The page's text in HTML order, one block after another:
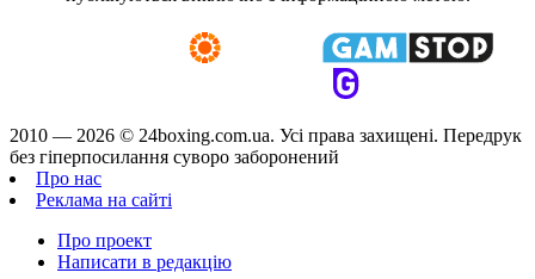
2010 — 2026 © 24boxing.com.ua. Усi права захищенi. Передрук
без гіперпосилання суворо заборонений
Про нас
Реклама на сайті
Про проект
Написати в редакцію